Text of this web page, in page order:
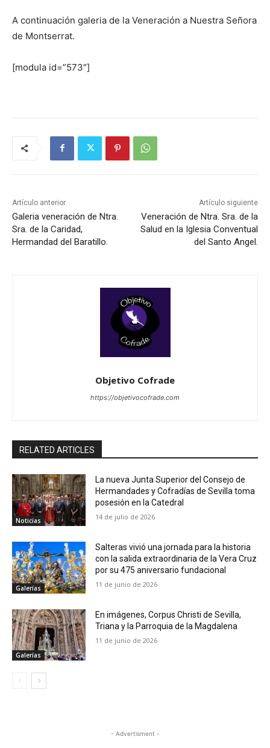
A continuación galeria de la Veneración a Nuestra Señora
de Montserrat.
[modula id=”573″]
Artículo anterior
Galeria veneración de Ntra.
Sra. de la Caridad,
Hermandad del Baratillo.
Artículo siguiente
Veneración de Ntra. Sra. de la
Salud en la Iglesia Conventual
del Santo Angel.
Objetivo Cofrade
https://objetivocofrade.com
RELATED ARTICLES
Noticias
La nueva Junta Superior del Consejo de
Hermandades y Cofradías de Sevilla toma
posesión en la Catedral
14 de julio de 2026
Galerías
Salteras vivió una jornada para la historia
con la salida extraordinaria de la Vera Cruz
por su 475 aniversario fundacional
11 de junio de 2026
Galerías
En imágenes, Corpus Christi de Sevilla,
Triana y la Parroquia de la Magdalena
11 de junio de 2026
- Advertisment -